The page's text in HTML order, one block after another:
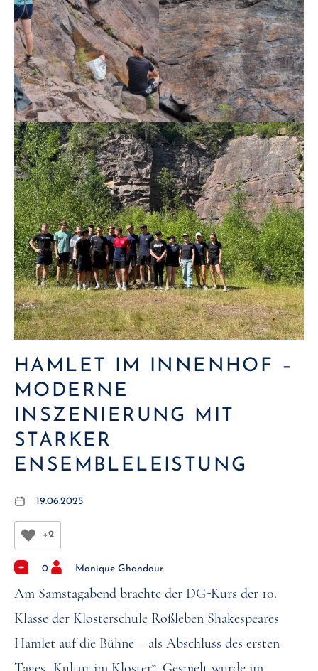
HAMLET IM INNENHOF –
MODERNE
INSZENIERUNG MIT
STARKER
ENSEMBLELEISTUNG
19.06.2025
+2
0 Monique Ghandour
Am Samstagabend brachte der DG-Kurs der 10.
Klasse der Klosterschule Roßleben Shakespeares
Hamlet auf die Bühne – als Abschluss des ersten